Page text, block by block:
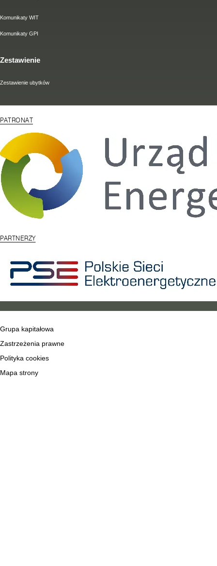
Komunikaty WIT
Komunikaty GPI
Zestawienie
Zestawienie ubytków
PATRONAT
PARTNERZY
Grupa kapitałowa
Zastrzeżenia prawne
Polityka cookies
Mapa strony